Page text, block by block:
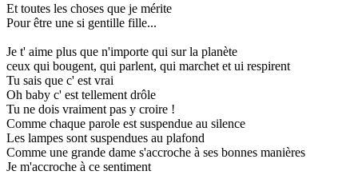
Et toutes les choses que je mérite
Pour être une si gentille fille...
Je t' aime plus que n'importe qui sur la planète
ceux qui bougent, qui parlent, qui marchet et ui respirent
Tu sais que c' est vrai
Oh baby c' est tellement drôle
Tu ne dois vraiment pas y croire !
Comme chaque parole est suspendue au silence
Les lampes sont suspendues au plafond
Comme une grande dame s'accroche à ses bonnes manières
Je m'accroche à ce sentiment